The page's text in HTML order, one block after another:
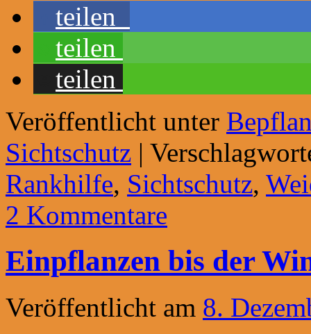
teilen
teilen
teilen
Veröffentlicht unter
Sichtschutz |
Rankhilfe, Sichtschutz,
2 Kommentare
Einpflanzen bis der
Veröffentlicht am 8.